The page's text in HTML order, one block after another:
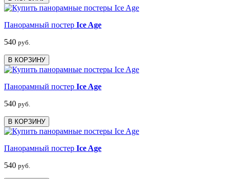
Панорамный постер Ice Age
540 руб.
В КОРЗИНУ
Панорамный постер Ice Age
540 руб.
В КОРЗИНУ
Панорамный постер Ice Age
540 руб.